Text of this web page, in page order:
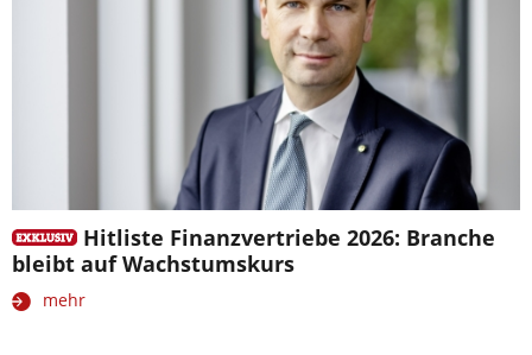
Hitliste Finanzvertriebe 2026: Branche
bleibt auf Wachstumskurs
mehr